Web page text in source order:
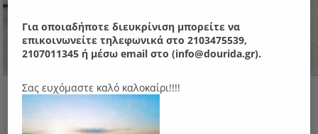
N23 Κρεβάτι μεταλλικό
140.00€
Για οποιαδήποτε διευκρίνιση μπορείτε να
επικοινωνείτε τηλεφωνικά στο 2103475539,
2107011345 ή μέσω email στο (info@dourida.gr).
Σας ευχόμαστε καλό καλοκαίρι!!!!